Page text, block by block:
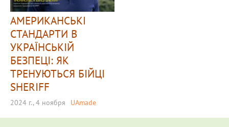
АМЕРИКАНСЬКІ
СТАНДАРТИ В
УКРАЇНСЬКІЙ
БЕЗПЕЦІ: ЯК
ТРЕНУЮТЬСЯ БІЙЦІ
SHERIFF
2024 г., 4 ноября UAmade